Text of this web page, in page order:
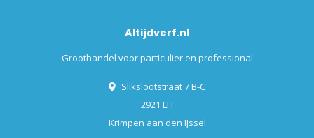
Altijdverf.nl
Groothandel voor particulier en professional
Slikslootstraat 7 B-C
2921 LH
Krimpen aan den IJssel